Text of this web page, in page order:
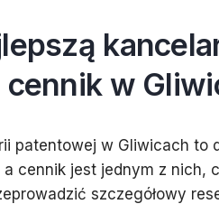
w
patentowej w Gliwicach to
cennik jest jednym z nich,
szczegółowy